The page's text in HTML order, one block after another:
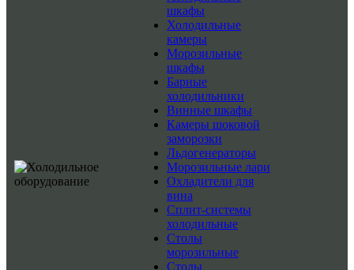
шкафы
Холодильные
камеры
Морозильные
шкафы
Барные
холодильники
Винные шкафы
Камеры шоковой
заморозки
Льдогенераторы
Морозильные лари
Охладители для
вина
Сплит-системы
холодильные
Столы
морозильные
Столы